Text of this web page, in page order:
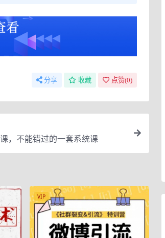
分享 收藏 点赞(0)
，不能错过的一套系统课
VIP